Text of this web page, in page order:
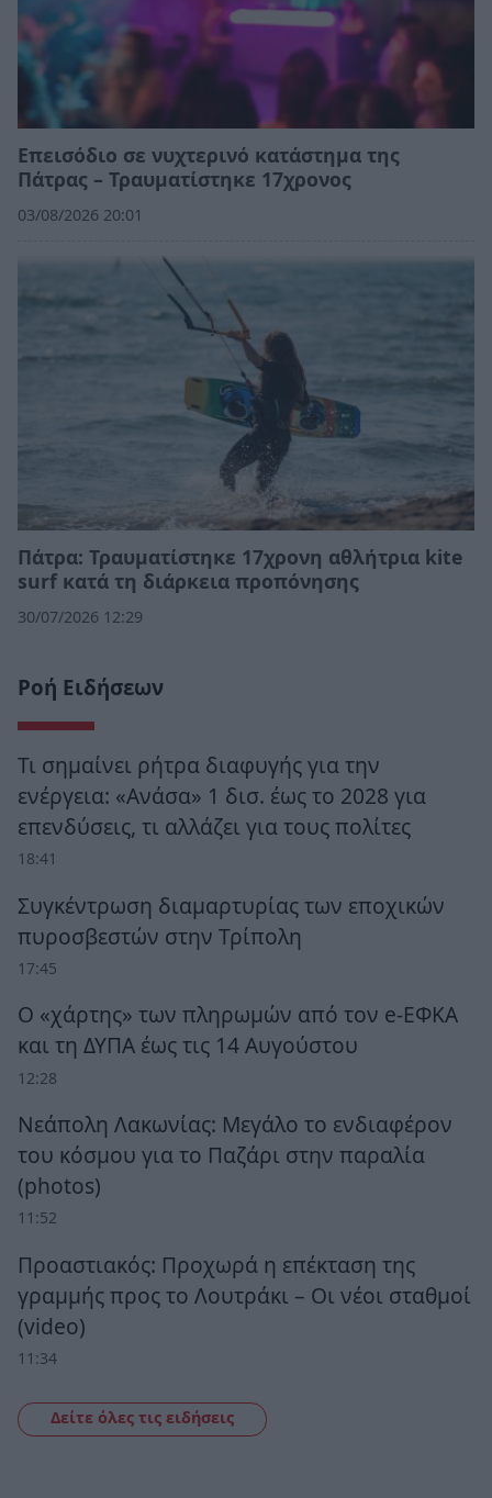
Επεισόδιο σε νυχτερινό κατάστημα της
Πάτρας – Τραυματίστηκε 17χρονος
03/08/2026 20:01
Πάτρα: Τραυματίστηκε 17χρονη αθλήτρια kite
surf κατά τη διάρκεια προπόνησης
30/07/2026 12:29
Ροή Ειδήσεων
Τι σημαίνει ρήτρα διαφυγής για την
ενέργεια: «Ανάσα» 1 δισ. έως το 2028 για
επενδύσεις, τι αλλάζει για τους πολίτες
18:41
Συγκέντρωση διαμαρτυρίας των εποχικών
πυροσβεστών στην Τρίπολη
17:45
Ο «χάρτης» των πληρωμών από τον e-ΕΦΚΑ
και τη ΔΥΠΑ έως τις 14 Αυγούστου
12:28
Νεάπολη Λακωνίας: Μεγάλο το ενδιαφέρον
του κόσμου για το Παζάρι στην παραλία
(photos)
11:52
Προαστιακός: Προχωρά η επέκταση της
γραμμής προς το Λουτράκι – Οι νέοι σταθμοί
(video)
11:34
Δείτε όλες τις ειδήσεις